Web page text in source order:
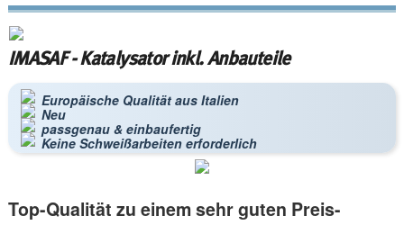
IMASAF - Katalysator inkl. Anbauteile
Europäische Qualität aus Italien
Neu
passgenau & einbaufertig
Keine Schweißarbeiten erforderlich
Top-Qualität zu einem sehr guten Preis-